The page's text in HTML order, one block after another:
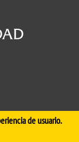
de usuario.